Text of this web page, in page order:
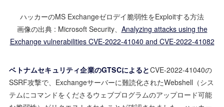
ハッカーのMS Exchangeゼロデイ脆弱性をExploitする方法
画像の出典 : Microsoft Security、 Analyzing attacks using the
Exchange vulnerabilities CVE-2022-41040 and CVE-2022-41082
ベトナムセキュリティ企業のGTSCによるとCVE-2022-41040の
SSRF攻撃で、Exchangeサーバーに難読化されたWebshell（シス
テムにコマンドをくださるウェブプログラムのアップロード可能